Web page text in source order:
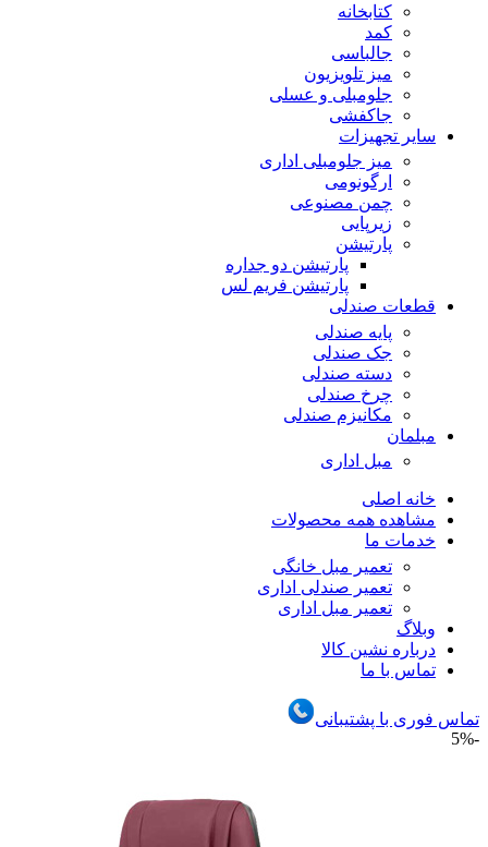
کتابخانه
کمد
جالباسی
میز تلویزیون
جلومبلی و عسلی
جاکفشی
سایر تجهیزات
میز جلومبلی اداری
ارگونومی
چمن مصنوعی
زیرپایی
پارتیشن
پارتیشن دو جداره
پارتیشن فریم لس
قطعات صندلی
پایه صندلی
جک صندلی
دسته صندلی
چرخ صندلی
مکانیزم صندلی
مبلمان
مبل اداری
خانه اصلی
مشاهده همه محصولات
خدمات ما
تعمیر مبل خانگی
تعمیر صندلی اداری
تعمیر مبل اداری
وبلاگ
درباره نشین کالا
تماس با ما
تماس فوری با پشتیبانی
-5%